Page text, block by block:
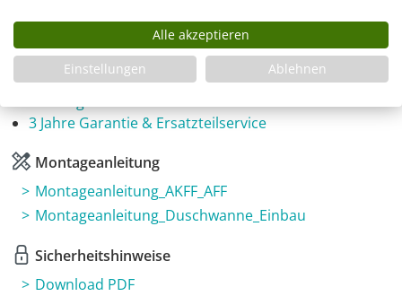
Infos
Fragen zum Artikel
3 Jahre Garantie & Ersatzteilservice
Montageanleitung
Montageanleitung_AKFF_AFF
Montageanleitung_Duschwanne_Einbau
Sicherheitshinweise
Download PDF
Alle akzeptieren
Einstellungen
Ablehnen